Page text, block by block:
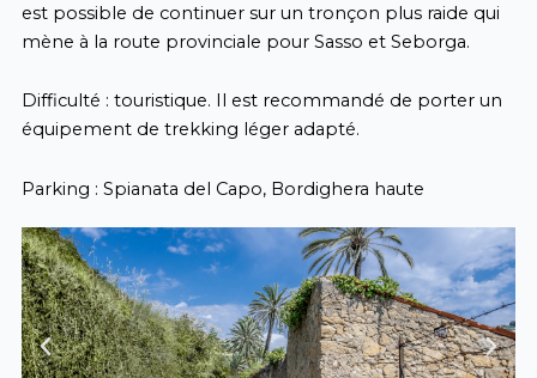
est possible de continuer sur un tronçon plus raide qui
mène à la route provinciale pour Sasso et Seborga.
Difficulté : touristique. Il est recommandé de porter un
équipement de trekking léger adapté.
Parking : Spianata del Capo, Bordighera haute
Previous Next